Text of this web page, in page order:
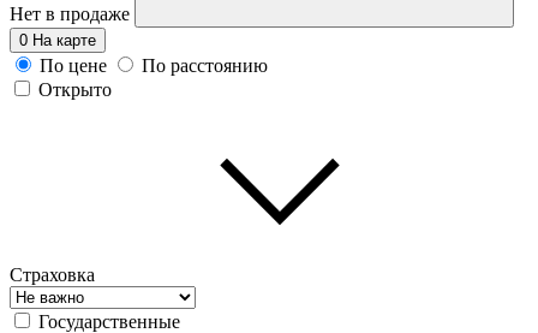
Нет в продаже
0 На карте
По цене
По расстоянию
Открыто
Страховка
Государственные